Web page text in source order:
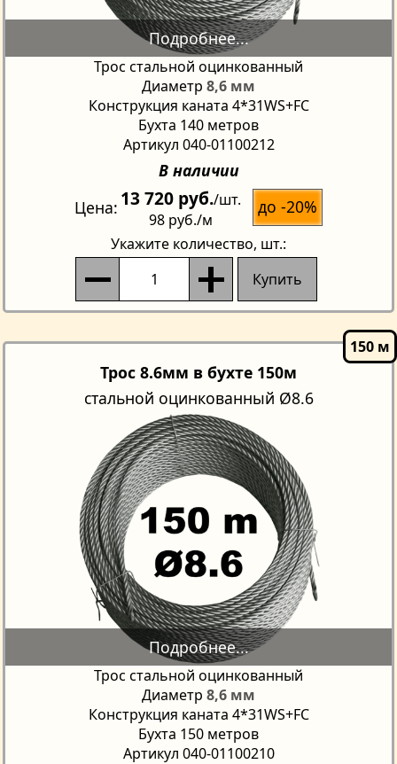
Трос стальной оцинкованный
Диаметр 8,6 мм
Конструкция каната 4*31WS+FC
Бухта 140 метров
Артикул 040-01100212
В наличии
Цена 13 720 руб./шт.
98 руб./м
до -20%
Укажите количество, шт.:
Купить
Трос 8.6мм в бухте 150м
стальной оцинкованный Ø8.6
Трос стальной оцинкованный
Диаметр 8,6 мм
Конструкция каната 4*31WS+FC
Бухта 150 метров
Артикул 040-01100210